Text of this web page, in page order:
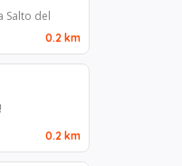
Salto del
0.2 km
0.2 km